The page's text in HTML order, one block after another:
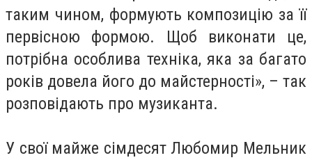
таким чином, формують композицію за її
первісною формою. Щоб виконати це,
потрібна особлива техніка, яка за багато
років довела його до майстерності», – так
розповідають про музиканта.
У свої майже сімдесят Любомир Мельник